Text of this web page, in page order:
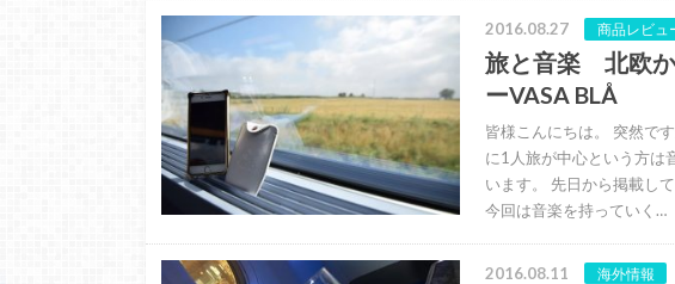
2016.08.27 商品レビュ
旅と音楽 北欧か
ーVASA BLÅ
皆様こんにちは。 突然で
に1人旅が中心という方は
います。 先日から掲載し
今回は音楽を持っていく…
2016.08.11 海外情報